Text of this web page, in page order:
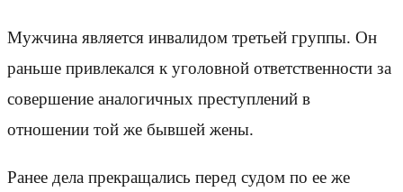
Мужчина является инвалидом третьей группы. Он
раньше привлекался к уголовной ответственности за
совершение аналогичных преступлений в
отношении той же бывшей жены.
Ранее дела прекращались перед судом по ее же